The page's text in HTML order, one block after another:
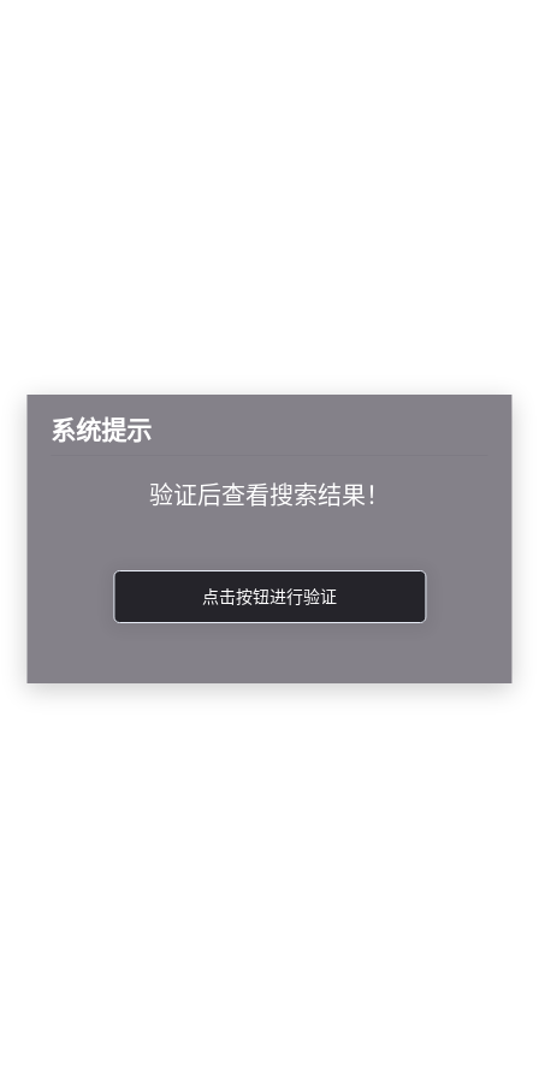
系统提示
验证后查看搜索结果！
点击按钮进行验证